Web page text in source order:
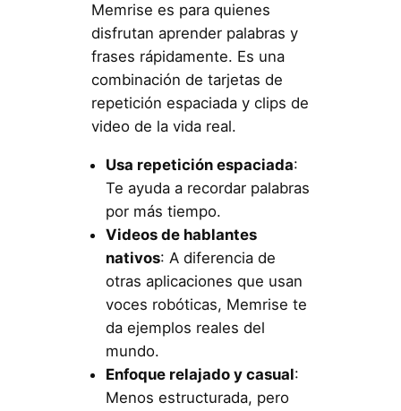
Memrise es para quienes
disfrutan aprender palabras y
frases rápidamente. Es una
combinación de tarjetas de
repetición espaciada y clips de
video de la vida real.
Usa repetición espaciada:
Te ayuda a recordar palabras
por más tiempo.
Videos de hablantes
nativos: A diferencia de
otras aplicaciones que usan
voces robóticas, Memrise te
da ejemplos reales del
mundo.
Enfoque relajado y casual:
Menos estructurada, pero